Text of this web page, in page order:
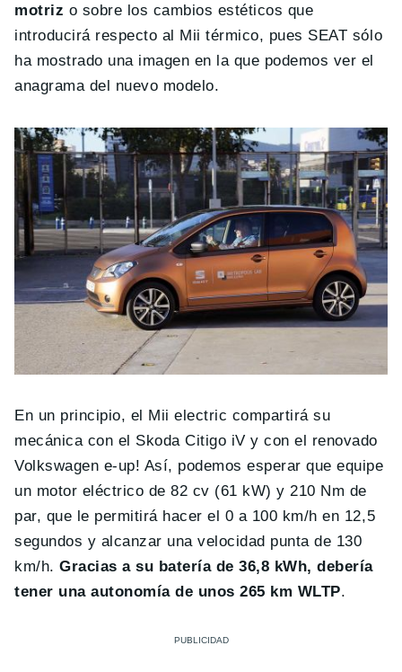
motriz o sobre los cambios estéticos que
introducirá respecto al Mii térmico, pues SEAT sólo
ha mostrado una imagen en la que podemos ver el
anagrama del nuevo modelo.
En un principio, el Mii electric compartirá su
mecánica con el Skoda Citigo iV y con el renovado
Volkswagen e-up! Así, podemos esperar que equipe
un motor eléctrico de 82 cv (61 kW) y 210 Nm de
par, que le permitirá hacer el 0 a 100 km/h en 12,5
segundos y alcanzar una velocidad punta de 130
km/h. Gracias a su batería de 36,8 kWh, debería
tener una autonomía de unos 265 km WLTP.